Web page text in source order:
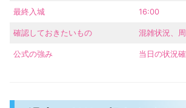
最終入城 16:00
確認しておきたいもの 混雑状況、
公式の強み 当日の状況